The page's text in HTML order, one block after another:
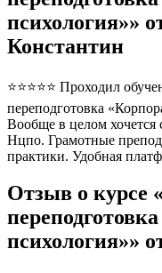
психология»»
Константин
⭐⭐⭐⭐⭐ Проходил
переподготовка
Вообще в целом хочется
Нцпо. Грамотные
практики. Удобная
Отзыв о курсе
психология»»